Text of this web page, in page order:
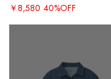
￥8,580 40%OFF